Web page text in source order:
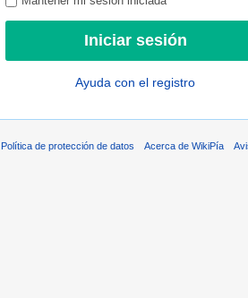
Ayuda con el registro
Política de protección de datos Acerca de WikiPía